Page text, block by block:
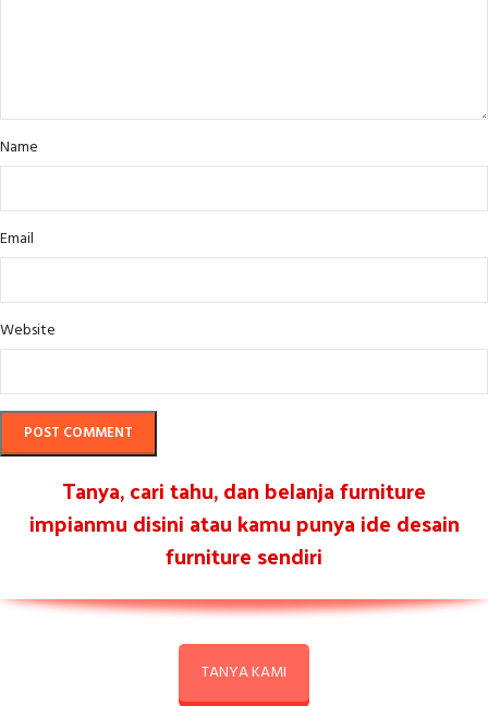
Name
Email
Website
Tanya, cari tahu, dan belanja furniture
impianmu disini atau kamu punya ide desain
furniture sendiri
TANYA KAMI